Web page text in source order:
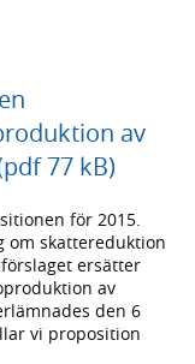
av
77 kB)
för 2015.
om skattereduktion
ersätter
av
den 6
vi proposition